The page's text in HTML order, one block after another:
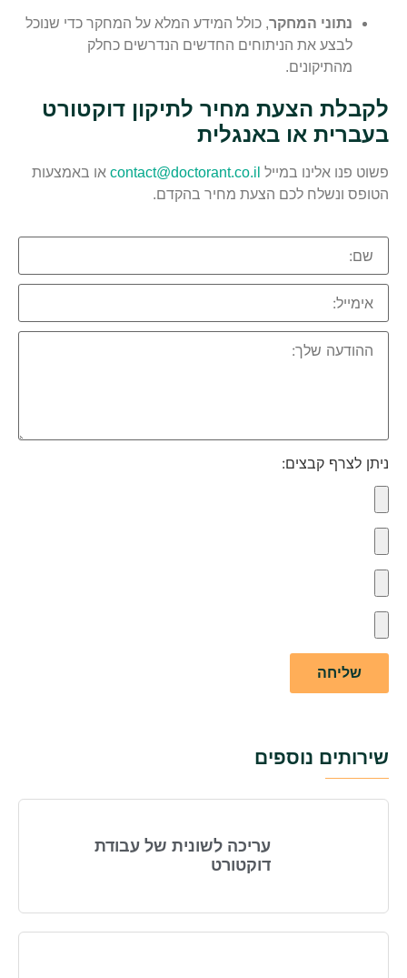
נתוני המחקר, כולל המידע המלא על המחקר כדי שנוכל
לבצע את הניתוחים החדשים הנדרשים כחלק
מהתיקונים.
לקבלת הצעת מחיר לתיקון דוקטורט
בעברית או באנגלית
פשוט פנו אלינו במייל contact@doctorant.co.il או באמצעות
הטופס ונשלח לכם הצעת מחיר בהקדם.
ניתן לצרף קבצים:
שירותים נוספים
עריכה לשונית של עבודת
דוקטורט